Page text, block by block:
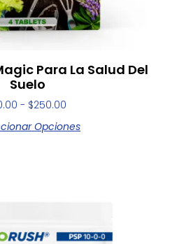
Para La Salud Del
Suelo
- $250.00
Opciones